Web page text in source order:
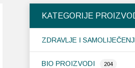
KATEGORIJE
ZDRAVLJE I
BIO PROIZVODI 204